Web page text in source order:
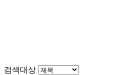
검색대상